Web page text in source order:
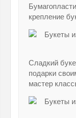
крепление
Сладкий
подарки
мастер